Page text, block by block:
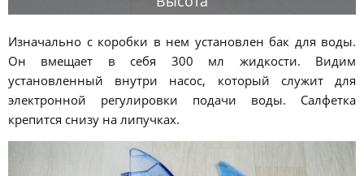
Изначально с коробки в нем установлен бак для воды.
Он вмещает в себя 300 мл жидкости. Видим
установленный внутри насос, который служит для
электронной регулировки подачи воды. Салфетка
крепится снизу на липучках.